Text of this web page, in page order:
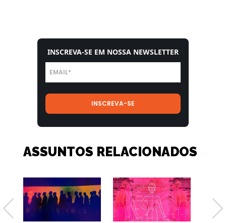
INSCREVA-SE EM NOSSA NEWSLETTER
ASSUNTOS RELACIONADOS